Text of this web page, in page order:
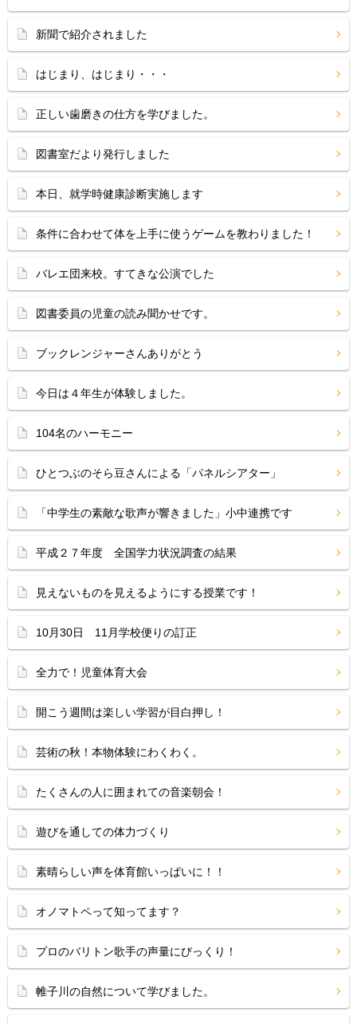
新聞で紹介されました
はじまり、はじまり・・・
正しい歯磨きの仕方を学びました。
図書室だより発行しました
本日、就学時健康診断実施します
条件に合わせて体を上手に使うゲームを教わりました！
バレエ団来校。すてきな公演でした
図書委員の児童の読み聞かせです。
ブックレンジャーさんありがとう
今日は４年生が体験しました。
104名のハーモニー
ひとつぶのそら豆さんによる「パネルシアター」
「中学生の素敵な歌声が響きました」小中連携です
平成２７年度 全国学力状況調査の結果
見えないものを見えるようにする授業です！
10月30日 11月学校便りの訂正
全力で！児童体育大会
開こう週間は楽しい学習が目白押し！
芸術の秋！本物体験にわくわく。
たくさんの人に囲まれての音楽朝会！
遊びを通しての体力づくり
素晴らしい声を体育館いっぱいに！！
オノマトペって知ってます？
プロのバリトン歌手の声量にびっくり！
帷子川の自然について学びました。